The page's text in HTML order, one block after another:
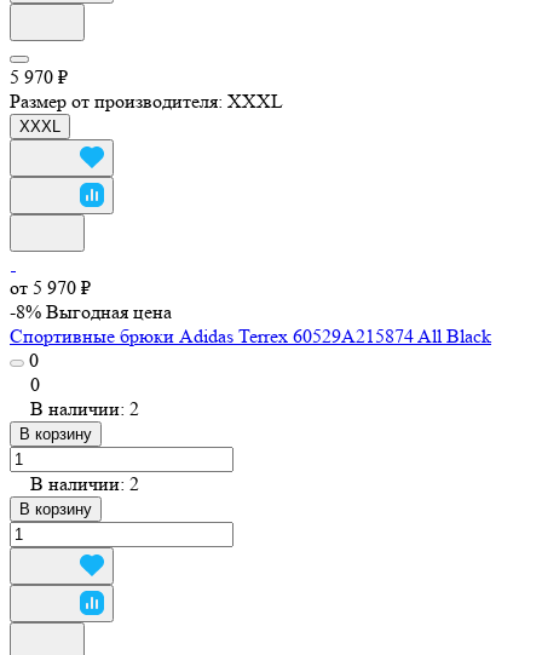
5 970 ₽
Размер от производителя: XXXL
XXXL
от 5 970 ₽
-8% Выгодная цена
Спортивные брюки Adidas Terrex 60529A215874 All Black
0
0
В наличии: 2
В корзину
В наличии: 2
В корзину